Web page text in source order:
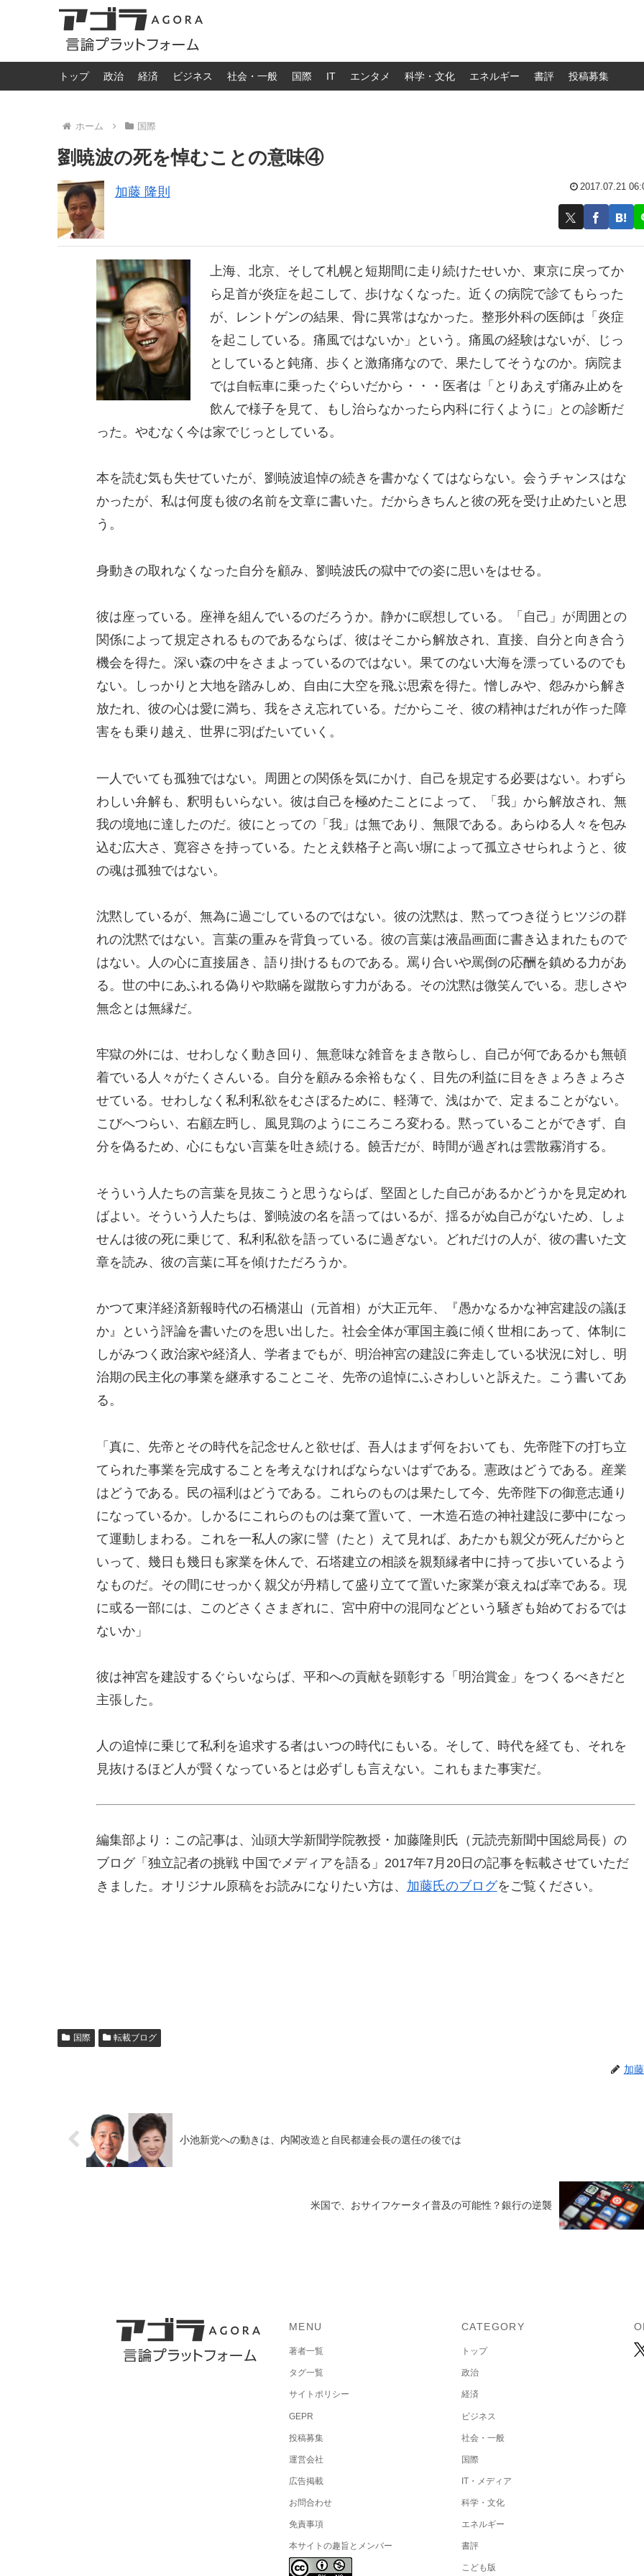
トップ 政治 経済 ビジネス 社会・一般 国際 IT エンタメ 科学・文化 エネルギー 書評 投稿募集
ホーム 国際
劉暁波の死を悼むことの意味④
加藤 隆則 2017.07.21
上海、北京、そして札幌と短期間に走り続けたせいか、東京に戻ってか
ら足首が炎症を起こして、歩けなくなった。近くの病院で診てもらった
が、レントゲンの結果、骨に異常はなかった。整形外科の医師は「炎症
を起こしている。痛風ではないか」という。痛風の経験はないが、じっ
としていると鈍痛、歩くと激痛痛なので、果たしてそうなのか。病院ま
では自転車に乗ったぐらいだから・・・医者は「とりあえず痛み止めを
飲んで様子を見て、もし治らなかったら内科に行くように」との診断だ
った。やむなく今は家でじっとしている。
本を読む気も失せていたが、劉暁波追悼の続きを書かなくてはならない。会うチャンスはな
かったが、私は何度も彼の名前を文章に書いた。だからきちんと彼の死を受け止めたいと思
う。
身動きの取れなくなった自分を顧み、劉暁波氏の獄中での姿に思いをはせる。
彼は座っている。座禅を組んでいるのだろうか。静かに瞑想している。「自己」が周囲との
関係によって規定されるものであるならば、彼はそこから解放され、直接、自分と向き合う
機会を得た。深い森の中をさまよっているのではない。果てのない大海を漂っているのでも
ない。しっかりと大地を踏みしめ、自由に大空を飛ぶ思索を得た。憎しみや、怨みから解き
放たれ、彼の心は愛に満ち、我をさえ忘れている。だからこそ、彼の精神はだれが作った障
害をも乗り越え、世界に羽ばたいていく。
一人でいても孤独ではない。周囲との関係を気にかけ、自己を規定する必要はない。わずら
わしい弁解も、釈明もいらない。彼は自己を極めたことによって、「我」から解放され、無
我の境地に達したのだ。彼にとっての「我」は無であり、無限である。あらゆる人々を包み
込む広大さ、寛容さを持っている。たとえ鉄格子と高い塀によって孤立させられようと、彼
の魂は孤独ではない。
沈黙しているが、無為に過ごしているのではない。彼の沈黙は、黙ってつき従うヒツジの群
れの沈黙ではない。言葉の重みを背負っている。彼の言葉は液晶画面に書き込まれたもので
はない。人の心に直接届き、語り掛けるものである。罵り合いや罵倒の応酬を鎮める力があ
る。世の中にあふれる偽りや欺瞞を蹴散らす力がある。その沈黙は微笑んでいる。悲しさや
無念とは無縁だ。
牢獄の外には、せわしなく動き回り、無意味な雑音をまき散らし、自己が何であるかも無頓
着でいる人々がたくさんいる。自分を顧みる余裕もなく、目先の利益に目をきょろきょろさ
せている。せわしなく私利私欲をむさぼるために、軽薄で、浅はかで、定まることがない。
こびへつらい、右顧左眄し、風見鶏のようにころころ変わる。黙っていることができず、自
分を偽るため、心にもない言葉を吐き続ける。饒舌だが、時間が過ぎれは雲散霧消する。
そういう人たちの言葉を見抜こうと思うならば、堅固とした自己があるかどうかを見定めれ
ばよい。そういう人たちは、劉暁波の名を語ってはいるが、揺るがぬ自己がないため、しょ
せんは彼の死に乗じて、私利私欲を語っているに過ぎない。どれだけの人が、彼の書いた文
章を読み、彼の言葉に耳を傾けただろうか。
かつて東洋経済新報時代の石橋湛山（元首相）が大正元年、『愚かなるかな神宮建設の議ほ
か』という評論を書いたのを思い出した。社会全体が軍国主義に傾く世相にあって、体制に
しがみつく政治家や経済人、学者までもが、明治神宮の建設に奔走している状況に対し、明
治期の民主化の事業を継承することこそ、先帝の追悼にふさわしいと訴えた。こう書いてあ
る。
「真に、先帝とその時代を記念せんと欲せば、吾人はまず何をおいても、先帝陛下の打ち立
てられた事業を完成することを考えなければならないはずである。憲政はどうである。産業
はどうである。民の福利はどうである。これらのものは果たして今、先帝陛下の御意志通り
になっているか。しかるにこれらのものは棄て置いて、一木造石造の神社建設に夢中になっ
て運動しまわる。これを一私人の家に譬（たと）えて見れば、あたかも親父が死んだからと
いって、幾日も幾日も家業を休んで、石塔建立の相談を親類縁者中に持って歩いているよう
なものだ。その間にせっかく親父が丹精して盛り立てて置いた家業が衰えねば幸である。現
に或る一部には、このどさくさまぎれに、宮中府中の混同などという騒ぎも始めておるでは
ないか」
彼は神宮を建設するぐらいならば、平和への貢献を顕彰する「明治賞金」をつくるべきだと
主張した。
人の追悼に乗じて私利を追求する者はいつの時代にもいる。そして、時代を経ても、それを
見抜けるほど人が賢くなっているとは必ずしも言えない。これもまた事実だ。
編集部より：この記事は、汕頭大学新聞学院教授・加藤隆則氏（元読売新聞中国総局長）の
ブログ「独立記者の挑戦 中国でメディアを語る」2017年7月20日の記事を転載させていただ
きました。オリジナル原稿をお読みになりたい方は、 加藤氏のブログをご覧ください。
国際 転載ブログ
加
小池新党への動きは、内閣改造と自民都連会長の選任の後では
米国で、おサイフケータイ普及の可能性？銀行の逆襲
MENU
著者一覧
タグ一覧
サイトポリシー
GEPR
投稿募集
運営会社
広告掲載
お問合わせ
免責事項
本サイトの趣旨とメンバー
CATEGORY
トップ
政治
経済
ビジネス
社会・一般
国際
IT・メディア
科学・文化
エネルギー
書評
こども版